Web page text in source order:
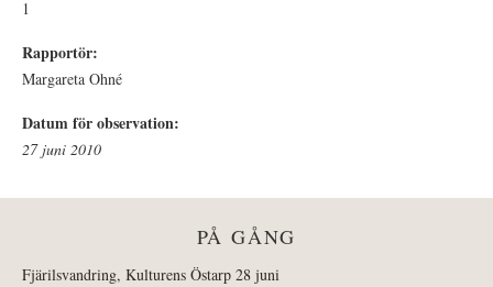
1
Rapportör:
Margareta Ohné
Datum för observation:
27 juni 2010
PÅ GÅNG
Fjärilsvandring, Kulturens Östarp 28 juni